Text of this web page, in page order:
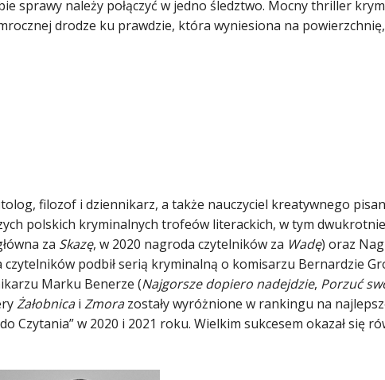
sprawy należy połączyć w jedno śledztwo. Mocny thriller
drodze ku prawdzie, która wyniesiona na
filozof i dziennikarz, a także nauczyciel kreatywnego
polskich kryminalnych trofeów literackich, w tym
za Skazę, w 2020 nagroda czytelników za Wadę) oraz
czytelników podbił serią kryminalną o komisarzu Bernardzie
Marku Benerze (Najgorsze dopiero nadejdzie, Porzuć
Żałobnicai Zmorazostały wyróżnione w rankingu na
Czytania” w 2020 i 2021 roku. Wielkim sukcesem okazał się